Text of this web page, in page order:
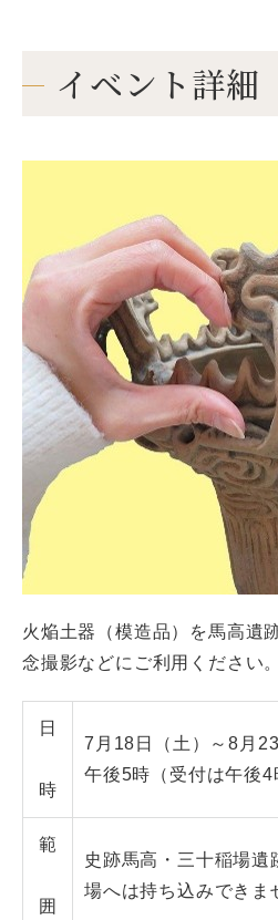
イベント詳細
火焔土器（模造品）を馬高遺
念撮影などにご利用ください。
日
時
7月18日（土）～8月
午後5時（受付は午後4
範
囲
史跡馬高・三十稲場
場へは持ち込みできま